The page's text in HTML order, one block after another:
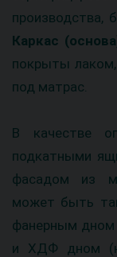
производства,
Каркас
покрыты
под матрас.
В качестве
подкатными
фасадом из
может быть
фанерным дном
и ХДФ дном